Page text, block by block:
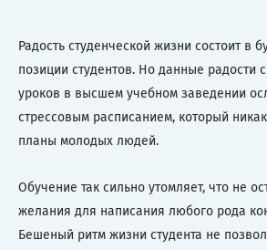
Радость студенческой жизни состоит в
позиции студентов. Но данные радости
уроков в высшем учебном заведении
стрессовым расписанием, который
планы молодых людей.
Обучение так сильно утомляет, что не
желания для написания любого рода
Бешеный ритм жизни студента не